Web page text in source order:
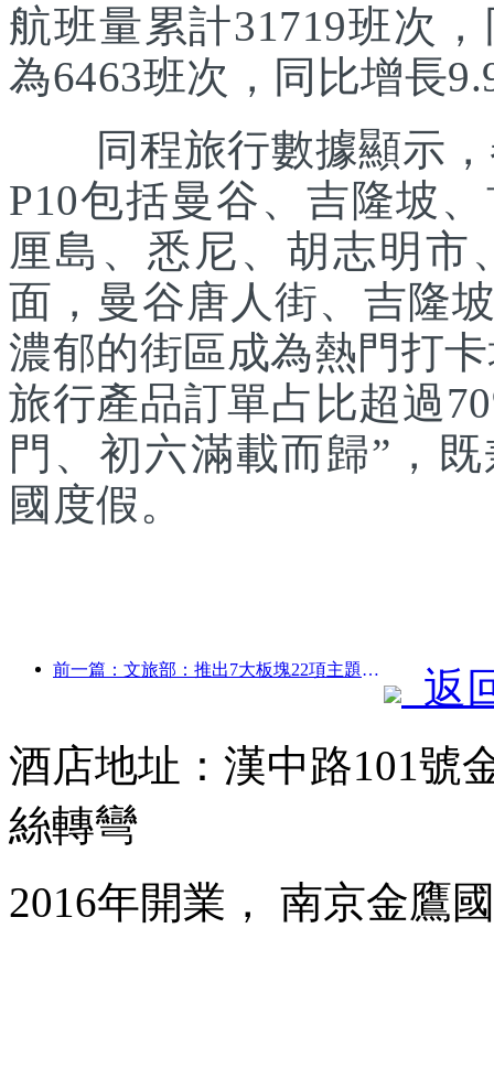
航班量累計31719班次
為6463班次，同比增長
同程旅行數據顯示，
P10包括曼谷、吉隆坡
厘島、悉尼、胡志明市
面，曼谷唐人街、吉隆
濃郁的街區成為熱門打
旅行產品訂單占比超過
門、初六滿載而歸”，
國度假。
前一篇：文旅部：推出7大板塊22項主題活動
返
酒店地址：漢中路101號
絲轉彎
2016年開業， 南京金